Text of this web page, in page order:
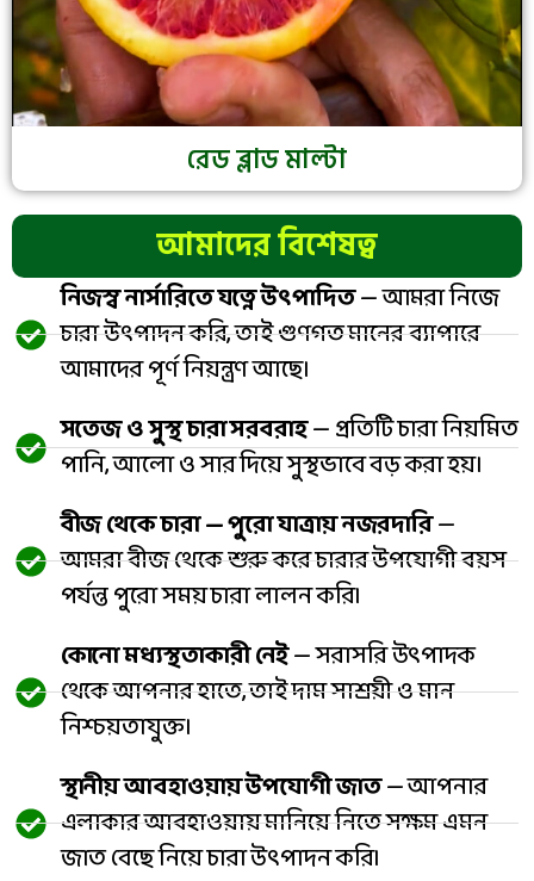
রেড ব্লাড মাল্টা
আমাদের বিশেষত্ব
নিজস্ব নার্সারিতে যত্নে উৎপাদিত— আমরা নিজে
চারা উৎপাদন করি, তাই গুণগত মানের ব্যাপারে
আমাদের পূর্ণ নিয়ন্ত্রণ আছে।
সতেজ ও সুস্থ চারা সরবরাহ— প্রতিটি চারা নিয়মিত
পানি, আলো ও সার দিয়ে সুস্থভাবে বড় করা হয়।
বীজ থেকে চারা — পুরো যাত্রায় নজরদারি—
আমরা বীজ থেকে শুরু করে চারার উপযোগী বয়স
পর্যন্ত পুরো সময় চারা লালন করি।
কোনো মধ্যস্থতাকারী নেই— সরাসরি উৎপাদক
থেকে আপনার হাতে, তাই দাম সাশ্রয়ী ও মান
নিশ্চয়তাযুক্ত।
স্থানীয় আবহাওয়ায় উপযোগী জাত— আপনার
এলাকার আবহাওয়ায় মানিয়ে নিতে সক্ষম এমন
জাত বেছে নিয়ে চারা উৎপাদন করি।